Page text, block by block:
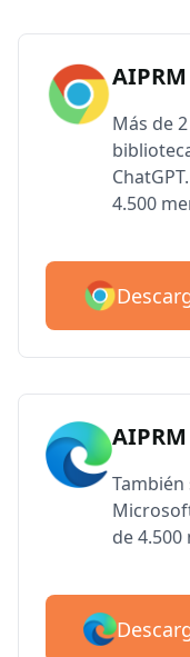
Más de
4.500
de 4.500